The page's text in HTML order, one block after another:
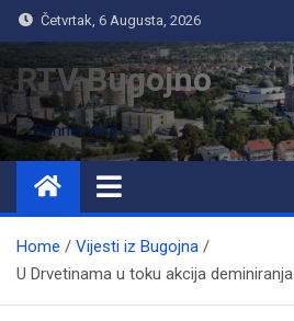
Četvrtak, 6 Augusta, 2026
RTV Bugojno
Home
Vijesti iz Bugojna
U Drvetinama u toku akcija deminiranja